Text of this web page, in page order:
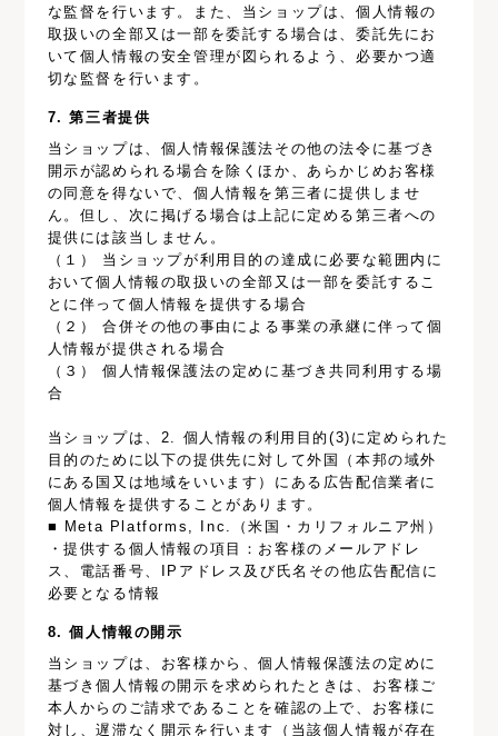
な監督を行います。また、当ショップは、個人情報の
取扱いの全部又は一部を委託する場合は、委託先にお
いて個人情報の安全管理が図られるよう、必要かつ適
切な監督を行います。
7. 第三者提供
当ショップは、個人情報保護法その他の法令に基づき
開示が認められる場合を除くほか、あらかじめお客様
の同意を得ないで、個人情報を第三者に提供しませ
ん。但し、次に掲げる場合は上記に定める第三者への
提供には該当しません。
（１） 当ショップが利用目的の達成に必要な範囲内に
おいて個人情報の取扱いの全部又は一部を委託するこ
とに伴って個人情報を提供する場合
（２） 合併その他の事由による事業の承継に伴って個
人情報が提供される場合
（３） 個人情報保護法の定めに基づき共同利用する場
合
当ショップは、2. 個人情報の利用目的(3)に定められた
目的のために以下の提供先に対して外国（本邦の域外
にある国又は地域をいいます）にある広告配信業者に
個人情報を提供することがあります。
■ Meta Platforms, Inc.（米国・カリフォルニア州）
・提供する個人情報の項目：お客様のメールアドレ
ス、電話番号、IPアドレス及び氏名その他広告配信に
必要となる情報
8. 個人情報の開示
当ショップは、お客様から、個人情報保護法の定めに
基づき個人情報の開示を求められたときは、お客様ご
本人からのご請求であることを確認の上で、お客様に
対し、遅滞なく開示を行います（当該個人情報が存在